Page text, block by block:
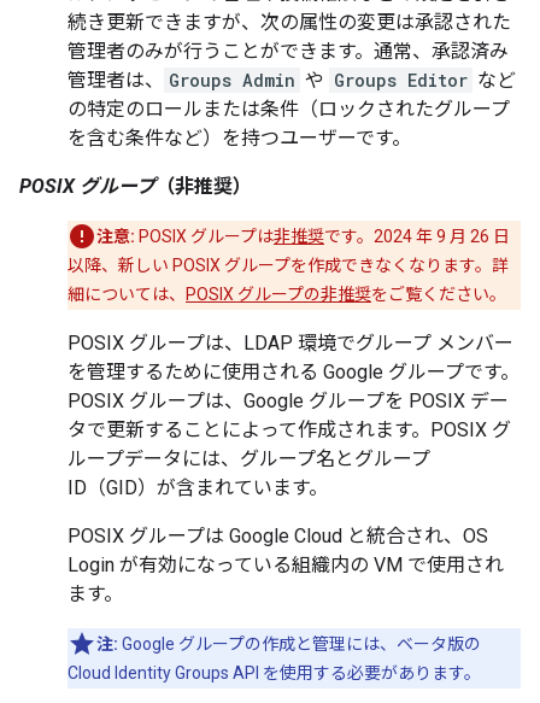
続き更新できますが、次の属性の変更は承認された
管理者のみが行うことができます。通常、承認済み
管理者は、
Groups Admin や Groups Editor など
の特定のロールまたは条件（ロックされたグループ
を含む条件など）を持つユーザーです。
POSIX グループ（非推奨）
注意: POSIX グループは非推奨です。2024 年 9 月 26 日
以降、新しい POSIX グループを作成できなくなります。詳
細については、
POSIX グループの非推奨をご覧ください。
POSIX グループは、LDAP 環境でグループ メンバー
を管理するために使用される Google グループです。
POSIX グループは、Google グループを POSIX デー
タで更新することによって作成されます。POSIX グ
ループデータには、グループ名とグループ
ID（GID）が含まれています。
POSIX グループは Google Cloud と統合され、OS
Login が有効になっている組織内の VM で使用され
ます。
注: Google グループの作成と管理には、ベータ版の
Cloud Identity Groups API を使用する必要があります。